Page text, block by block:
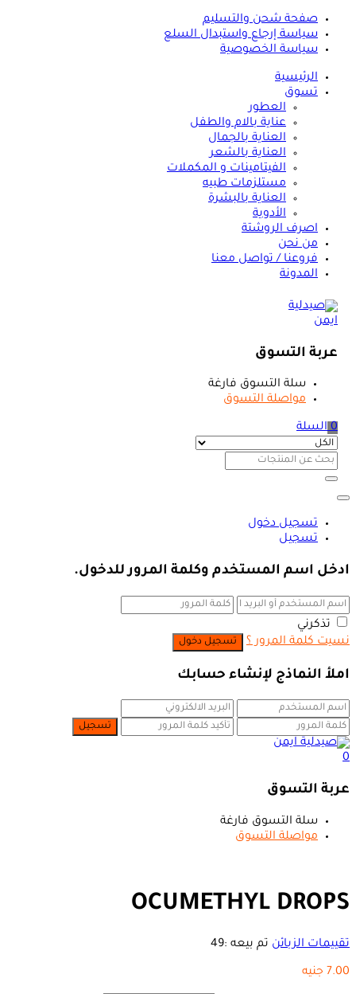
صفحة شحن والتسليم
سياسة إرجاع واستبدال السلع
سياسة الخصوصية
الرئيسية
تسوق
العطور
عناية بالام والطفل
العناية بالجمال
العناية بالشعر
الفيتامينات و المكملات
مستلزمات طبيه
العناية بالبشرة
الأدوية
اصرف الروشتة
من نحن
فروعنا / تواصل معنا
المدونة
عربة التسوق
سلة التسوق فارغة
مواصلة التسوق
0 السلة
تسجيل دخول
تسجيل
ادخل اسم المستخدم وكلمة المرور للدخول.
تذكرني
نسيت كلمة المرور ؟
املأ النماذج لإنشاء حسابك
0
عربة التسوق
سلة التسوق فارغة
مواصلة التسوق
OCUMETHYL DROPS
تقييمات الزبائن تم بيعه :49
7.00 جنيه